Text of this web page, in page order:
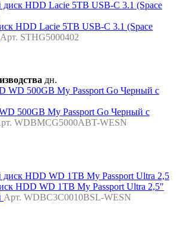
HDD Lacie 5TB USB-C 3.1 (Space
Арт. STHG5000402
дн.
500GB My Passport Go Черный с
WDBMCG5000ABT-WESN
HDD WD 1TB My Passport Ultra 2,5"
Арт. WDBC3C0010BSL-WESN